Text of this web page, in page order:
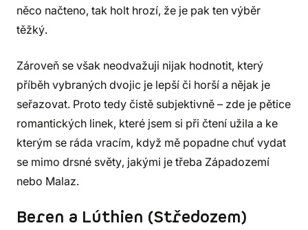
něco načteno, tak holt hrozí, že je pak ten výběr
těžký.
Zároveň se však neodvažuji nijak hodnotit, který
příběh vybraných dvojic je lepší či horší a nějak je
seřazovat. Proto tedy čistě subjektivně – zde je pětice
romantických linek, které jsem si při čtení užila a ke
kterým se ráda vracím, když mě popadne chuť vydat
se mimo drsné světy, jakými je třeba Západozemí
nebo Malaz.
Beren a Lúthien (Středozem)